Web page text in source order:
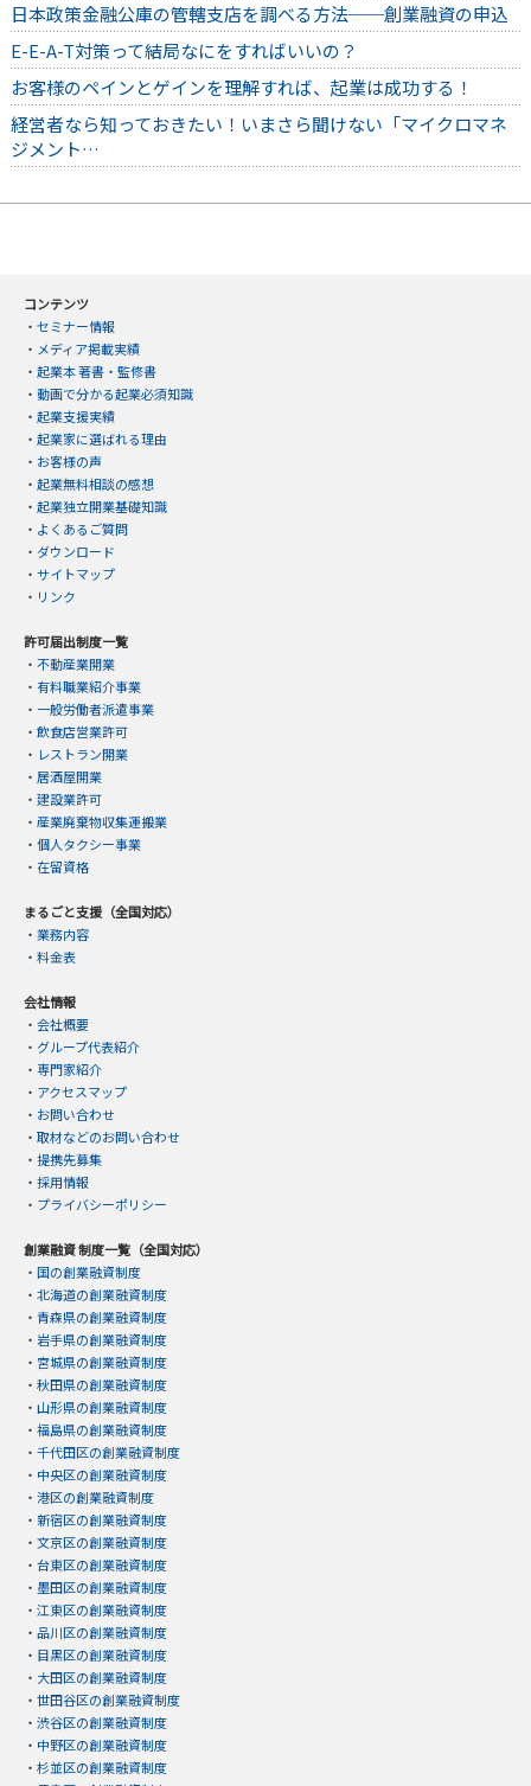
日本政策金融公庫の管轄支店を調べる方法──創業融資の申込
E-E-A-T対策って結局なにをすればいいの？
お客様のペインとゲインを理解すれば、起業は成功する！
経営者なら知っておきたい！いまさら聞けない「マイクロマネ
ジメント…
コンテンツ
・ セミナー情報
・ メディア掲載実績
・ 起業本 著書・監修書
・ 動画で分かる起業必須知識
・ 起業支援実績
・ 起業家に選ばれる理由
・ お客様の声
・ 起業無料相談の感想
・ 起業独立開業基礎知識
・ よくあるご質問
・ ダウンロード
・ サイトマップ
・ リンク
許可届出制度一覧
・ 不動産業開業
・ 有料職業紹介事業
・ 一般労働者派遣事業
・ 飲食店営業許可
・ レストラン開業
・ 居酒屋開業
・ 建設業許可
・ 産業廃棄物収集運搬業
・ 個人タクシー事業
・ 在留資格
まるごと支援（全国対応）
・ 業務内容
・ 料金表
会社情報
・ 会社概要
・ グループ代表紹介
・ 専門家紹介
・ アクセスマップ
・ お問い合わせ
・ 取材などのお問い合わせ
・ 提携先募集
・ 採用情報
・ プライバシーポリシー
創業融資 制度一覧（全国対応）
・ 国の創業融資制度
・ 北海道の創業融資制度
・ 青森県の創業融資制度
・ 岩手県の創業融資制度
・ 宮城県の創業融資制度
・ 秋田県の創業融資制度
・ 山形県の創業融資制度
・ 福島県の創業融資制度
・ 千代田区の創業融資制度
・ 中央区の創業融資制度
・ 港区の創業融資制度
・ 新宿区の創業融資制度
・ 文京区の創業融資制度
・ 台東区の創業融資制度
・ 墨田区の創業融資制度
・ 江東区の創業融資制度
・ 品川区の創業融資制度
・ 目黒区の創業融資制度
・ 大田区の創業融資制度
・ 世田谷区の創業融資制度
・ 渋谷区の創業融資制度
・ 中野区の創業融資制度
・ 杉並区の創業融資制度